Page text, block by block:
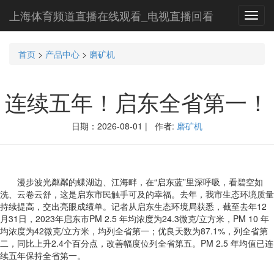
上海体育频道直播在线观看_电视直播回看
首页 > 产品中心 > 磨矿机
连续五年！启东全省第一！
日期：2026-08-01 | 作者: 磨矿机
漫步波光粼粼的蝶湖边、江海畔，在“启东蓝”里深呼吸，看碧空如
洗、云卷云舒，这是启东市民触手可及的幸福。去年，我市生态环境质量
持续提高，交出亮眼成绩单。记者从启东生态环境局获悉，截至去年12
月31日，2023年启东市PM 2.5 年均浓度为24.3微克/立方米，PM 10 年
均浓度为42微克/立方米，均列全省第一；优良天数为87.1%，列全省第
二，同比上升2.4个百分点，改善幅度位列全省第五。PM 2.5 年均值已连
续五年保持全省第一。